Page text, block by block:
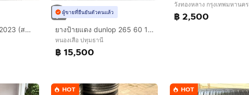
โช้คเก่า ยาริส เอทีฟ 2023 (สภาพดี ไม่รั่ว ไม่ซึม) 4 ต้น หน้า-หลัง
ผู้ขายที่ยืนยันตัวตนแล้ว
ยางป้ายแดง dunlop 265 60 18 ปี 26 มีตุ่มหน้ายางทุกเส้น
หนองเสือ ปทุมธานี
฿ 15,500
วังทองหลาง กรุงเทพมหานคร
฿ 2,500
HOT HOT